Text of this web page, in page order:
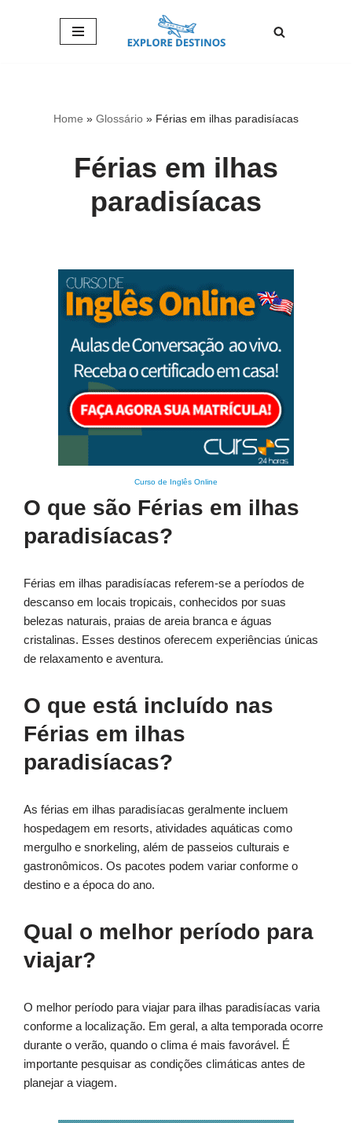
Home » Glossário » Férias em ilhas paradisíacas
Férias em ilhas
paradisíacas
Curso de Inglês Online
O que são Férias em ilhas
paradisíacas?
Férias em ilhas paradisíacas referem-se a períodos de
descanso em locais tropicais, conhecidos por suas
belezas naturais, praias de areia branca e águas
cristalinas. Esses destinos oferecem experiências únicas
de relaxamento e aventura.
O que está incluído nas
Férias em ilhas
paradisíacas?
As férias em ilhas paradisíacas geralmente incluem
hospedagem em resorts, atividades aquáticas como
mergulho e snorkeling, além de passeios culturais e
gastronômicos. Os pacotes podem variar conforme o
destino e a época do ano.
Qual o melhor período para
viajar?
O melhor período para viajar para ilhas paradisíacas varia
conforme a localização. Em geral, a alta temporada ocorre
durante o verão, quando o clima é mais favorável. É
importante pesquisar as condições climáticas antes de
planejar a viagem.